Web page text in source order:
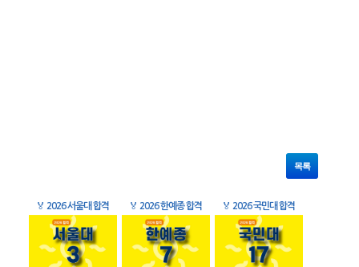
목록
🏅 2026 서울대 합격 🏅 2026 한예종 합격 🏅 2026 국민대 합격